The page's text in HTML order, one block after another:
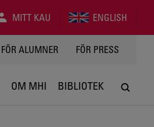
MITT KAU ENGLISH
FÖR ALUMNER FÖR PRESS
OM MHI BIBLIOTEK